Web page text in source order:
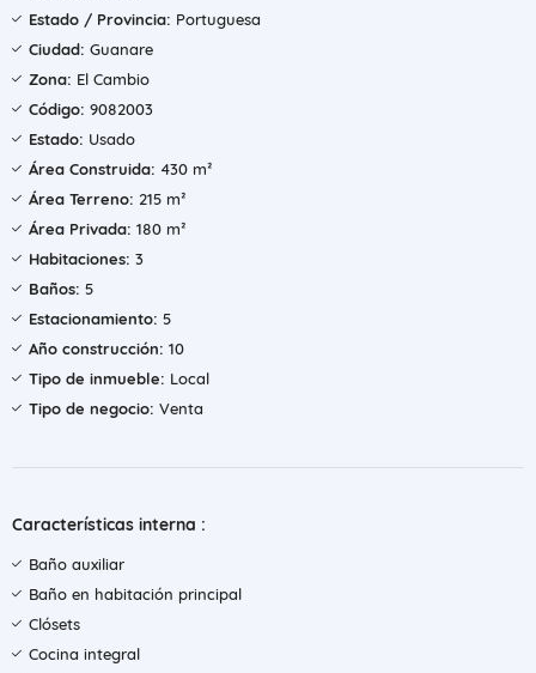
Estado / Provincia: Portuguesa
Ciudad: Guanare
Zona: El Cambio
Código: 9082003
Estado: Usado
Área Construida: 430 m²
Área Terreno: 215 m²
Área Privada: 180 m²
Habitaciones: 3
Baños: 5
Estacionamiento: 5
Año construcción: 10
Tipo de inmueble: Local
Tipo de negocio: Venta
Características interna :
Baño auxiliar
Baño en habitación principal
Clósets
Cocina integral